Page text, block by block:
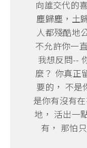
向誰交代的
塵歸塵，土
人都殘酷地
不允許你一
我想反問--
麼？ 你真正
要的， 不是
是你有沒有
地， 活出一
有， 那怕